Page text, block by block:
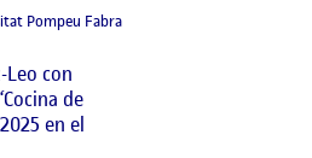
Pompeu Fabra
Leo con
de
en el